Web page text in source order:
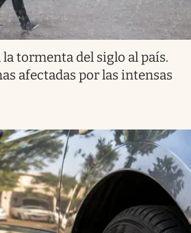
tormenta del siglo al país.
afectadas por las intensas